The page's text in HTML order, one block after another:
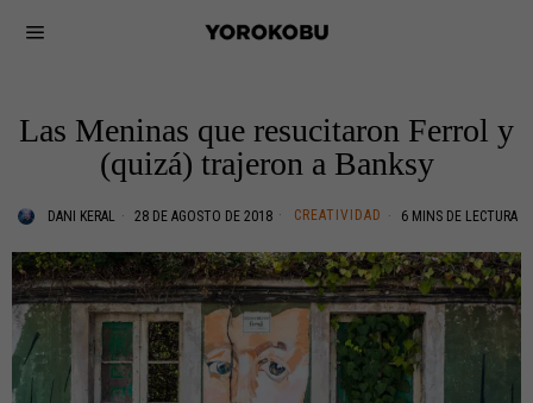
Las Meninas que resucitaron Ferrol y
(quizá) trajeron a Banksy
DANI KERAL 28 DE AGOSTO DE 2018 CREATIVIDAD 6 MINS DE LECTURA